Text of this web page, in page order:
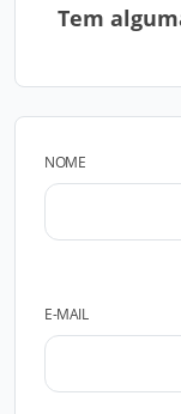
Tem
NOME
E-MAIL